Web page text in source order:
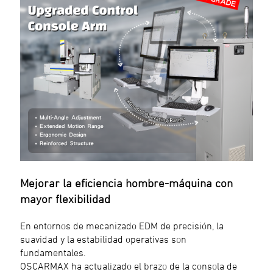
Mejorar la eficiencia hombre-máquina con
mayor flexibilidad
En entornos de mecanizado EDM de precisión, la
suavidad y la estabilidad operativas son
fundamentales.
OSCARMAX ha actualizado el brazo de la consola de